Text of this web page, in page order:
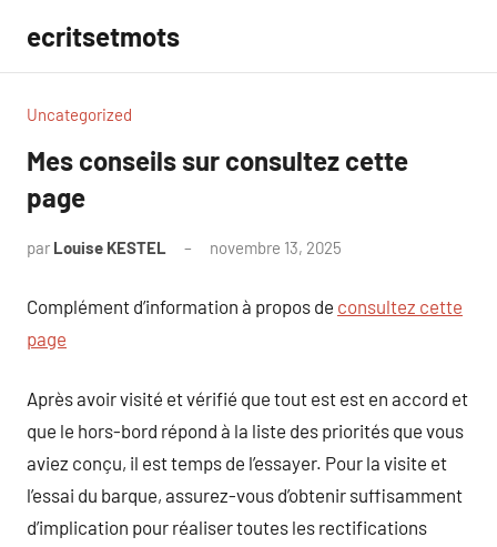
contenu
ecritsetmots
Uncategorized
Mes conseils sur consultez cette
page
par Louise KESTEL novembre 13, 2025
Complément d’information à propos de consultez cette
page
Après avoir visité et vérifié que tout est est en accord et
que le hors-bord répond à la liste des priorités que vous
aviez conçu, il est temps de l’essayer. Pour la visite et
l’essai du barque, assurez-vous d’obtenir suffisamment
d’implication pour réaliser toutes les rectifications